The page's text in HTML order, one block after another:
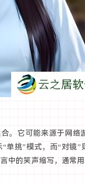
。它可能来源于网络
挑”模式，而“对镜
中的笑声缩写，通常